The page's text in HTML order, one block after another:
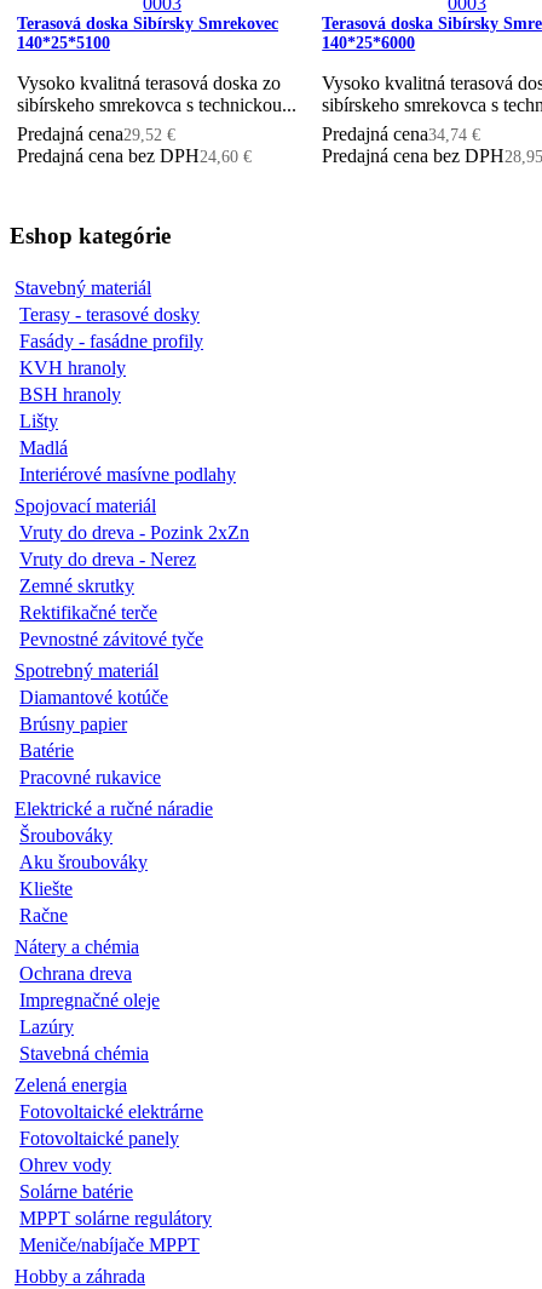
Terasová doska Sibírsky Smrekovec
140*25*5100
Vysoko kvalitná terasová doska zo
sibírskeho smrekovca s technickou...
Predajná cena29,52 €
Predajná cena bez DPH24,60 €
Terasová doska Sibírsky
140*25*6000
Vysoko kvalitná terasová
sibírskeho smrekovca s
Predajná cena34,74 €
Predajná cena bez DPH
Eshop kategórie
Stavebný materiál
Terasy - terasové dosky
Fasády - fasádne profily
KVH hranoly
BSH hranoly
Lišty
Madlá
Interiérové masívne podlahy
Spojovací materiál
Vruty do dreva - Pozink 2xZn
Vruty do dreva - Nerez
Zemné skrutky
Rektifikačné terče
Pevnostné závitové tyče
Spotrebný materiál
Diamantové kotúče
Brúsny papier
Batérie
Pracovné rukavice
Elektrické a ručné náradie
Šroubováky
Aku šroubováky
Kliešte
Račne
Nátery a chémia
Ochrana dreva
Impregnačné oleje
Lazúry
Stavebná chémia
Zelená energia
Fotovoltaické elektrárne
Fotovoltaické panely
Ohrev vody
Solárne batérie
MPPT solárne regulátory
Meniče/nabíjače MPPT
Hobby a záhrada